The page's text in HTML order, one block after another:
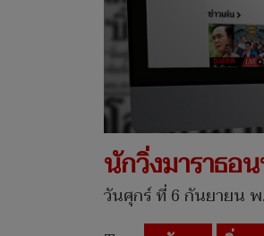
นักวิ่งมาราธอ
วันศุกร์ ที่ 6 กันยายน พ